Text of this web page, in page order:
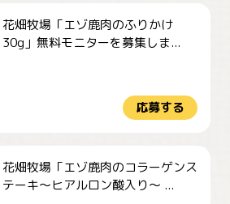
花畑牧場「エゾ鹿肉のふりかけ
30g」無料モニターを募集しま...
応募する
花畑牧場「エゾ鹿肉のコラーゲンス
テーキ～ヒアルロン酸入り～ ...